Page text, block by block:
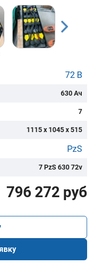
72 В
630 Ач
7
1115 x 1045 x 515
PzS
7 PzS 630 72v
796 272 руб